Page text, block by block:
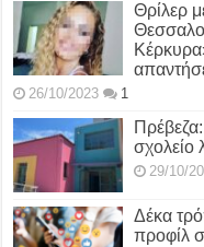
Θρίλερ
26/10/2023 1
σχολείο
29/10/
Δέκα
προφίλ